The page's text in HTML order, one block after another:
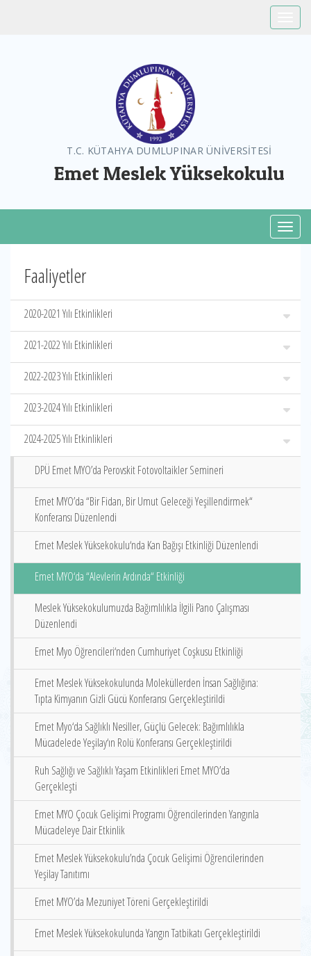
T.C. KÜTAHYA DUMLUPINAR ÜNİVERSİTESİ
Emet Meslek Yüksekokulu
Faaliyetler
2020-2021 Yılı Etkinlikleri
2021-2022 Yılı Etkinlikleri
2022-2023 Yılı Etkinlikleri
2023-2024 Yılı Etkinlikleri
2024-2025 Yılı Etkinlikleri
DPÜ Emet MYO’da Perovskit Fotovoltaikler Semineri
Emet MYO’da “Bir Fidan, Bir Umut Geleceği Yeşillendirmek“
Konferansı Düzenlendi
Emet Meslek Yüksekokulu‘nda Kan Bağışı Etkinliği Düzenlendi
Emet MYO‘da “Alevlerin Ardında“ Etkinliği
Meslek Yüksekokulumuzda Bağımlılıkla İlgili Pano Çalışması
Düzenlendi
Emet Myo Öğrencileri‘nden Cumhuriyet Coşkusu Etkinliği
Emet Meslek Yüksekokulunda Moleküllerden İnsan Sağlığına:
Tıpta Kimyanın Gizli Gücü Konferansı Gerçekleştirildi
Emet Myo‘da Sağlıklı Nesiller, Güçlü Gelecek: Bağımlılıkla
Mücadelede Yeşilay‘ın Rolü Konferansı Gerçekleştirildi
Ruh Sağlığı ve Sağlıklı Yaşam Etkinlikleri Emet MYO’da
Gerçekleşti
Emet MYO Çocuk Gelişimi Programı Öğrencilerinden Yangınla
Mücadeleye Dair Etkinlik
Emet Meslek Yüksekokulu’nda Çocuk Gelişimi Öğrencilerinden
Yeşilay Tanıtımı
Emet MYO’da Mezuniyet Töreni Gerçekleştirildi
Emet Meslek Yüksekokulunda Yangın Tatbikatı Gerçekleştirildi